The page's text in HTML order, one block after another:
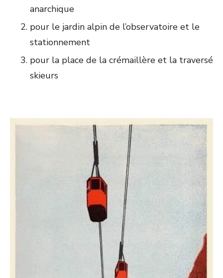
anarchique
pour le jardin alpin de l’observatoire et le
stationnement
pour la place de la crémaillère et la traversé
skieurs